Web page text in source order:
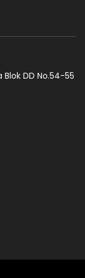
Blok DD No.54-55